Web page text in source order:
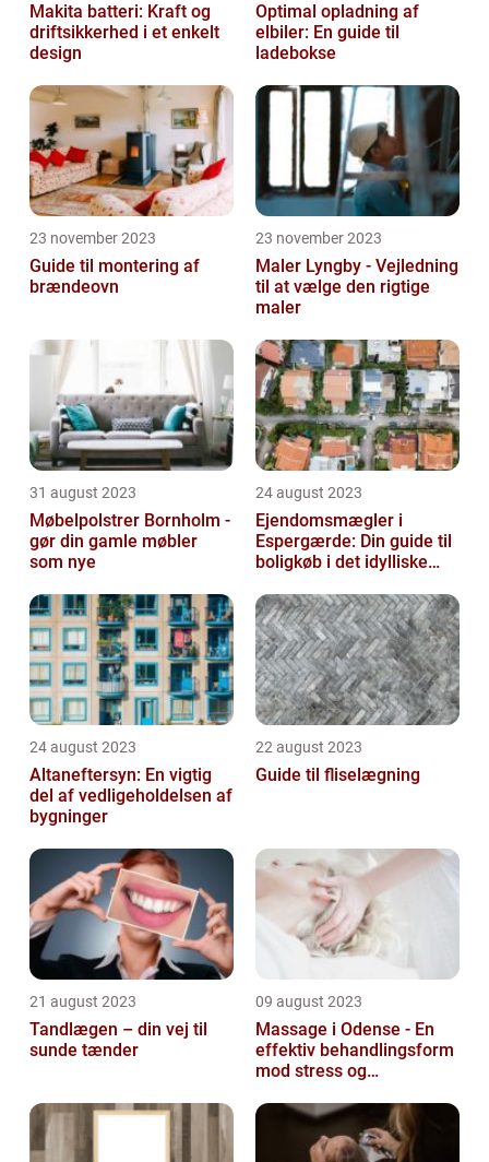
Makita batteri: Kraft og
driftsikkerhed i et enkelt
design
Optimal opladning af
elbiler: En guide til
ladebokse
23 november 2023
Guide til montering af
brændeovn
23 november 2023
Maler Lyngby - Vejledning
til at vælge den rigtige
maler
31 august 2023
Møbelpolstrer Bornholm -
gør din gamle møbler
som nye
24 august 2023
Ejendomsmægler i
Espergærde: Din guide til
boligkøb i det idylliske
24 august 2023
Altaneftersyn: En vigtig
del af vedligeholdelsen af
bygninger
22 august 2023
Guide til fliselægning
21 august 2023
Tandlægen – din vej til
sunde tænder
09 august 2023
Massage i Odense - En
effektiv behandlingsform
mod stress og